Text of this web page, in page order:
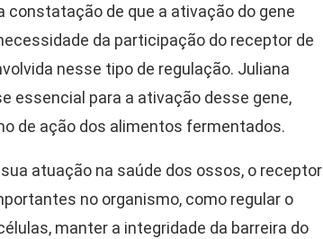
de que a ativação do gene
da participação do receptor de
nesse tipo de regulação. Juliana
essencial para a ativação desse gene,
de ação dos alimentos fermentados.
atuação na saúde dos ossos, o receptor
no organismo, como regular o
manter a integridade da barreira do